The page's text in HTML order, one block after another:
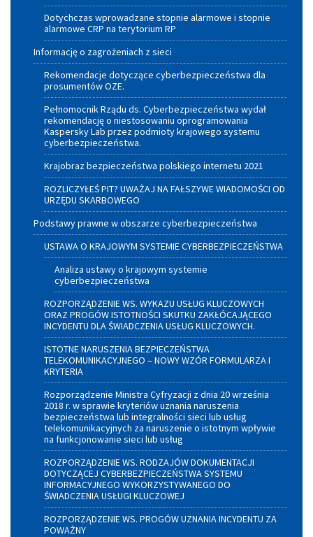
Dotychczas wprowadzane stopnie alarmowe i stopnie
alarmowe CRP na terytorium RP
Informację o zagrożeniach z sieci
Rekomendacje dotyczące cyberbezpieczeństwa dla
prosumentów OZE.
Pełnomocnik Rządu ds. Cyberbezpieczeństwa wydał
rekomendację o niestosowaniu oprogramowania
Kaspersky Lab przez podmioty krajowego systemu
cyberbezpieczeństwa.
Krajobraz bezpieczeństwa polskiego internetu 2021
ROZLICZYŁEŚ PIT? UWAŻAJ NA FAŁSZYWE WIADOMOŚCI OD
URZĘDU SKARBOWEGO
Podstawy prawne w obszarze cyberbezpieczeństwa
USTAWA O KRAJOWYM SYSTEMIE CYBERBEZPIECZEŃSTWA
Analiza ustawy o krajowym systemie
cyberbezpieczeństwa
ROZPORZĄDZENIE WS. WYKAZU USŁUG KLUCZOWYCH
ORAZ PROGÓW ISTOTNOŚCI SKUTKU ZAKŁÓCAJĄCEGO
INCYDENTU DLA ŚWIADCZENIA USŁUG KLUCZOWYCH.
ISTOTNE NARUSZENIA BEZPIECZEŃSTWA
TELEKOMUNIKACYJNEGO – NOWY WZÓR FORMULARZA I
KRYTERIA
Rozporządzenie Ministra Cyfryzacji z dnia 20 września
2018 r. w sprawie kryteriów uznania naruszenia
bezpieczeństwa lub integralności sieci lub usług
telekomunikacyjnych za naruszenie o istotnym wpływie
na funkcjonowanie sieci lub usług
ROZPORZĄDZENIE WS. RODZAJÓW DOKUMENTACJI
DOTYCZĄCEJ CYBERBEZPIECZEŃSTWA SYSTEMU
INFORMACYJNEGO WYKORZYSTYWANEGO DO
ŚWIADCZENIA USŁUGI KLUCZOWEJ
ROZPORZĄDZENIE WS. PROGÓW UZNANIA INCYDENTU ZA
POWAŻNY